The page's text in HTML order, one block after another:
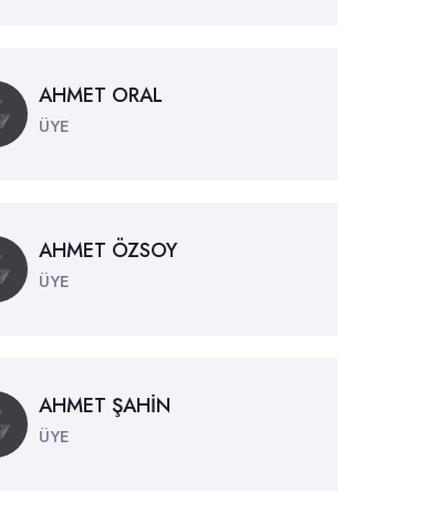
AHMET ORAL
ÜYE
AHMET ÖZSOY
ÜYE
AHMET ŞAHİN
ÜYE